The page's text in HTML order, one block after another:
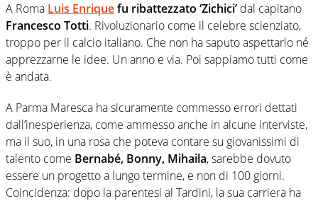
A Roma Luis Enriquefu ribattezzato ‘Zichici’ dal capitano
Francesco Totti. Rivoluzionario come il celebre scienziato,
troppo per il calcio italiano. Che non ha saputo aspettarlo né
apprezzarne le idee. Un anno e via. Poi sappiamo tutti come
è andata.
A Parma Maresca ha sicuramente commesso errori dettati
dall’inesperienza, come ammesso anche in alcune interviste,
ma il suo, in una rosa che poteva contare su giovanissimi di
talento come Bernabé, Bonny, Mihaila, sarebbe dovuto
essere un progetto a lungo termine, e non di 100 giorni.
Coincidenza: dopo la parentesi al Tardini, la sua carriera ha